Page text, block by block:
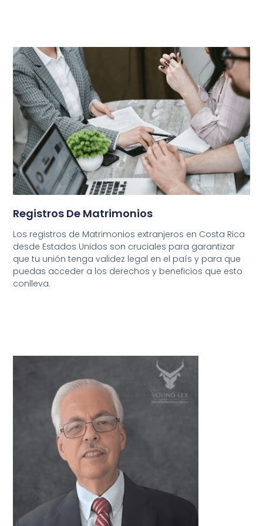
Registros De Matrimonios
Los registros de Matrimonios extranjeros en Costa Rica
desde Estados Unidos son cruciales para garantizar
que tu unión tenga validez legal en el país y para que
puedas acceder a los derechos y beneficios que esto
conlleva.